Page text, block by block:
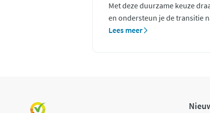
Met deze duurzame keuze
en ondersteun je de transitie
Lees meer